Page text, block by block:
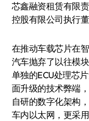
芯鑫融资租赁有限
控股有限公司执行
在推动车载芯片在
汽车抛弃了以往模
单独的ECU处理芯
面升级的技术弊端
自研的数字化架构
车内以太网，更采